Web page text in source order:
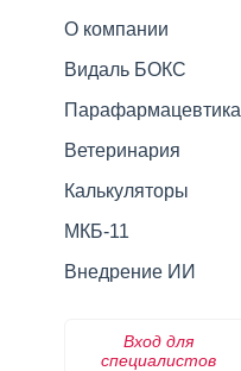
О компании
Видаль БОКС
Парафармацевтика
Ветеринария
Калькуляторы
МКБ-11
Внедрение ИИ
Вход для
специалистов